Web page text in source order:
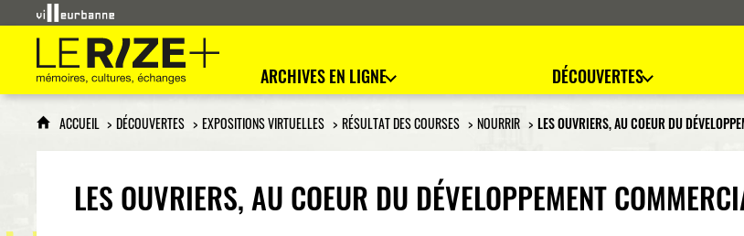
Le Rize+
mémoires, cultures, échanges
ARCHIVES EN LIGNE DÉCOUVERTES
ACCUEIL DÉCOUVERTES EXPOSITIONS VIRTUELLES RÉSULTAT DES COURSES NOURRIR LES OUVRIERS, AU COEUR DU
LES OUVRIERS, AU COEUR DU DÉVELOPPEMENT